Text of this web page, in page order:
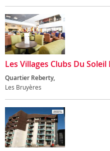
Les Villages Clubs Du
Quartier Reberty,
Les Bruyères